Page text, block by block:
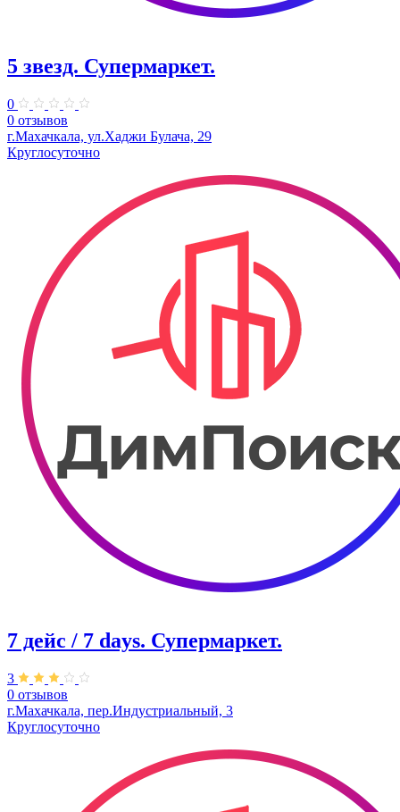
5 звезд. Супермаркет.
0
0 отзывов
г.Махачкала, ул.​Хаджи Булача, 29
Круглосуточно
7 дейс / 7 days. Супермаркет.
3
0 отзывов
г.Махачкала, пер.​Индустриальный, 3
Круглосуточно